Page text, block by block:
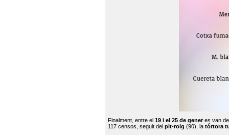
Finalment, entre el 19 i el 25 de generes van
117 censos, seguit del pit-roig (90), la tórtora